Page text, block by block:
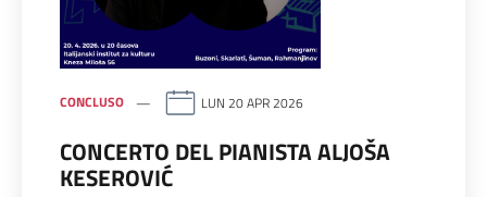
CONCLUSO LUN 20 APR 2026
CONCERTO DEL PIANISTA ALJOŠA
KESEROVIĆ